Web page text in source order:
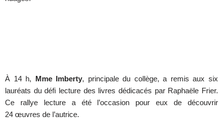
À 14 h, Mme Imberty, principale du collège, a remis aux six
lauréats du défi lecture des livres dédicacés par Raphaële Frier.
Ce rallye lecture a été l’occasion pour eux de découvrir
24 œuvres de l’autrice.